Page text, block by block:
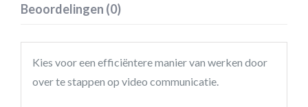
Beoordelingen (0)
Kies voor een efficiëntere manier van werken door
over te stappen op video communicatie.